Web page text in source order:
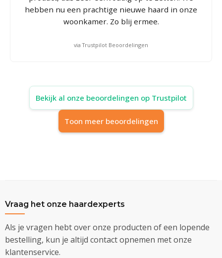
hebben nu een prachtige nieuwe haard in onze
woonkamer. Zo blij ermee.
via Trustpilot Beoordelingen
Bekijk al onze beoordelingen op Trustpilot
Toon meer beoordelingen
Vraag het onze haardexperts
Als je vragen hebt over onze producten of een lopende
bestelling, kun je altijd contact opnemen met onze
klantenservice.